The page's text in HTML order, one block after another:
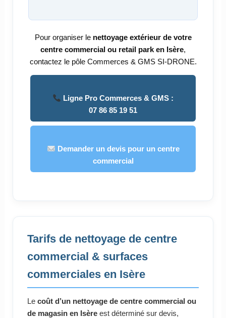
Pour organiser le nettoyage extérieur de votre
centre commercial ou retail park en Isère,
contactez le pôle Commerces & GMS SI-DRONE.
Ligne Pro Commerces & GMS :
07 86 85 19 51
Demander un devis pour un centre
commercial
Tarifs de nettoyage de centre
commercial & surfaces
commerciales en Isère
Le coût d’un nettoyage de centre commercial ou
de magasin en Isèreest déterminé sur devis,